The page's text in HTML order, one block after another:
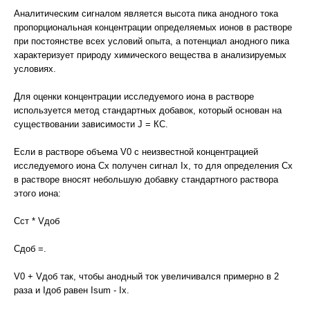
Аналитическим сигналом является высота пика анодного тока
пропорциональная концентрации определяемых ионов в растворе
при постоянстве всех условий опыта, а потенциал анодного пика
характеризует природу химического вещества в анализируемых
условиях.
Для оценки концентрации исследуемого иона в растворе
используется метод стандартных добавок, который основан на
существовании зависимости J = КС.
Если в растворе объема V0 с неизвестной концентрацией
исследуемого иона Сх получен сигнал Iх, то для определения Сх
в растворе вносят небольшую добавку стандартного раствора
этого иона:
Сст * Vдоб
Сдоб =.
V0 + Vдоб так, чтобы анодный ток увеличивался примерно в 2
раза и Iдоб равен Isum - Iх.